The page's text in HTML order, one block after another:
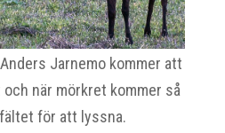
Jarnemo kommer att
när mörkret kommer så
för att lyssna.